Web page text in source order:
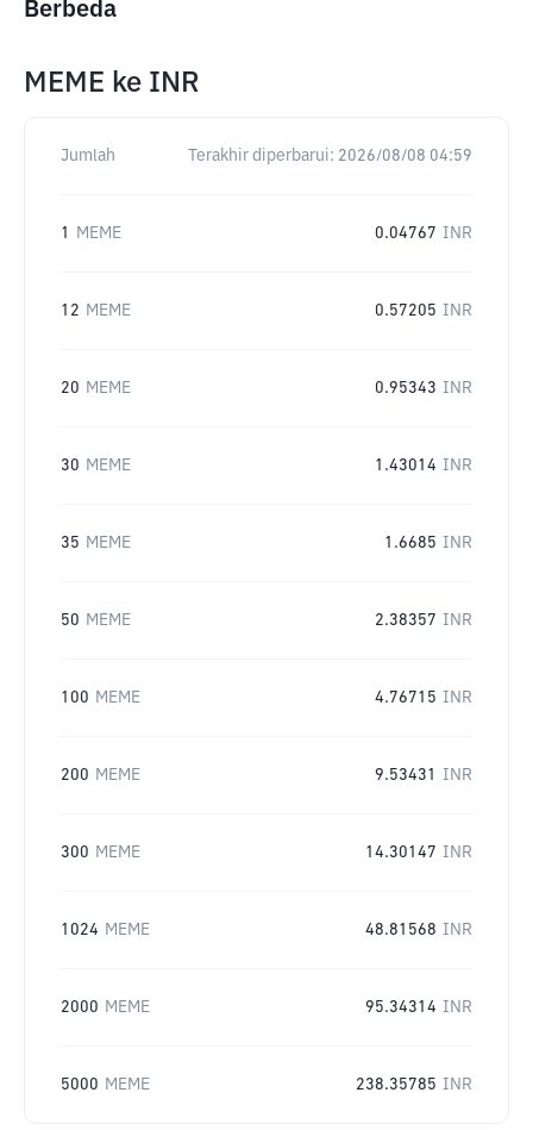
Berbeda
MEME ke INR
Jumlah Terakhir diperbarui: 2026/08/08 04:59
1 MEME 0.04767 INR
12 MEME 0.57205 INR
20 MEME 0.95343 INR
30 MEME 1.43014 INR
35 MEME 1.6685 INR
50 MEME 2.38357 INR
100 MEME 4.76715 INR
200 MEME 9.53431 INR
300 MEME 14.30147 INR
1024 MEME 48.81568 INR
2000 MEME 95.34314 INR
5000 MEME 238.35785 INR